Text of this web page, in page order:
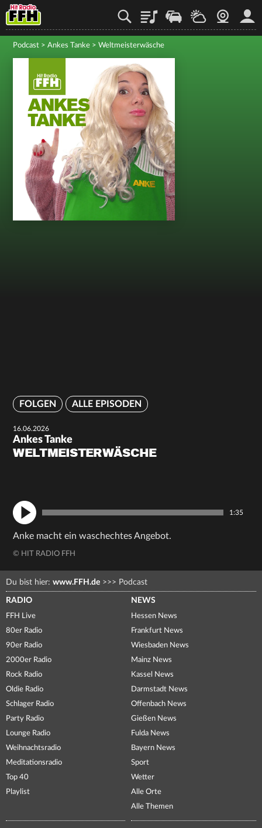
PlaylistStaupilotWetterWebcam
Podcast > Ankes Tanke > Weltmeisterwäsche
FOLGEN ALLE EPISODEN
16.06.2026
Ankes Tanke
WELTMEISTERWÄSCHE
1:35
Anke macht ein waschechtes Angebot.
© HIT RADIO FFH
Du bist hier: www.FFH.de >>> Podcast
RADIO
FFH Live
80er Radio
90er Radio
2000er Radio
Rock Radio
Oldie Radio
Schlager Radio
Party Radio
Lounge Radio
Weihnachtsradio
Meditationsradio
Top 40
Playlist
NEWS
Hessen News
Frankfurt News
Wiesbaden News
Mainz News
Kassel News
Darmstadt News
Offenbach News
Gießen News
Fulda News
Bayern News
Sport
Wetter
Alle Orte
Alle Themen